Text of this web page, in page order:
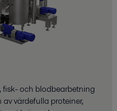
och blodbearbetning
värdefulla proteiner,